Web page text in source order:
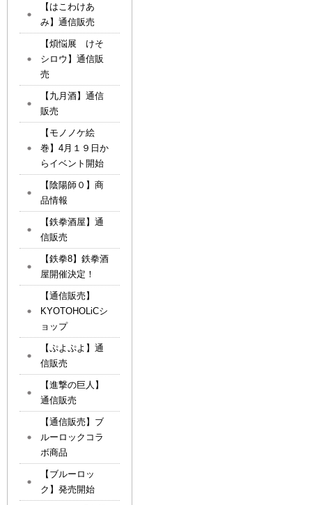
【はこわけあ
み】通信販売
【煩悩展 けそ
シロウ】通信販
売
【九月酒】通信
販売
【モノノケ絵
巻】4月１９日か
らイベント開始
【陰陽師０】商
品情報
【鉄拳酒屋】通
信販売
【鉄拳8】鉄拳酒
屋開催決定！
【通信販売】
KYOTOHOLiCシ
ョップ
【ぷよぷよ】通
信販売
【進撃の巨人】
通信販売
【通信販売】ブ
ルーロックコラ
ボ商品
【ブルーロッ
ク】発売開始